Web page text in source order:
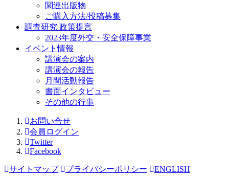
関連出版物
ご購入方法/投稿募集
調査研究 政策提言
2023年度外交・安全保障事業
イベント情報
講演会の案内
講演会の報告
月間活動報告
書面インタビュー
その他の行事
お問い合せ
会員ログイン
Twitter
Facebook
サイトマップ プライバシーポリシー ENGLISH